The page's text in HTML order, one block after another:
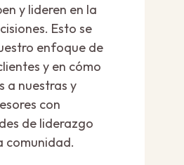
y lideren en la
Esto se
enfoque de
y en cómo
a nuestras y
con
de liderazgo
comunidad.